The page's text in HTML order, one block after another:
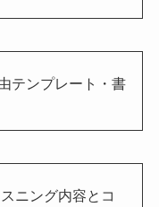
テンプレート・書
ニング内容とコ